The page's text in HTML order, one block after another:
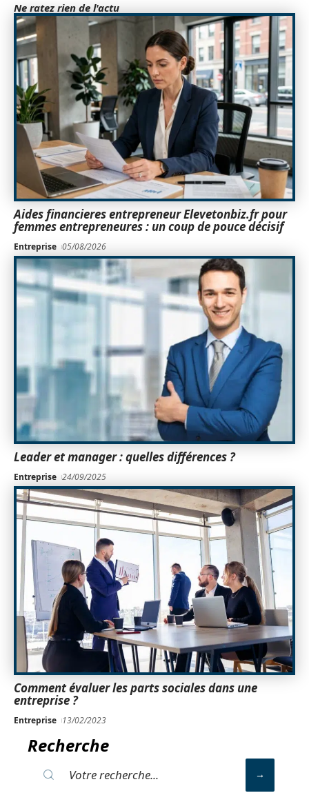
Ne ratez rien de l'actu
Aides financieres entrepreneur Elevetonbiz.fr pour
femmes entrepreneures : un coup de pouce décisif
Entreprise 05/08/2026
Leader et manager : quelles différences ?
Entreprise 24/09/2025
Comment évaluer les parts sociales dans une
entreprise ?
Entreprise 13/02/2023
Recherche